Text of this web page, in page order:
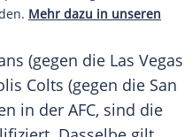
Mehr dazu in unseren
(gegen die Las Vegas
Colts (gegen die San
in der AFC, sind die